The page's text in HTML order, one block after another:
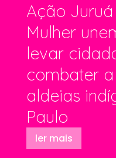
Ação
Mulher
levar
combater
aldeias
Paulo
ler mais